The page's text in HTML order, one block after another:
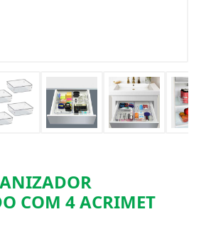
COM 4 ACRIMET